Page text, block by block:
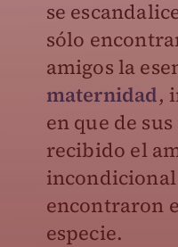
se
sólo
amigos la
maternidad,
en que de
recibido el
encontraron
especie.